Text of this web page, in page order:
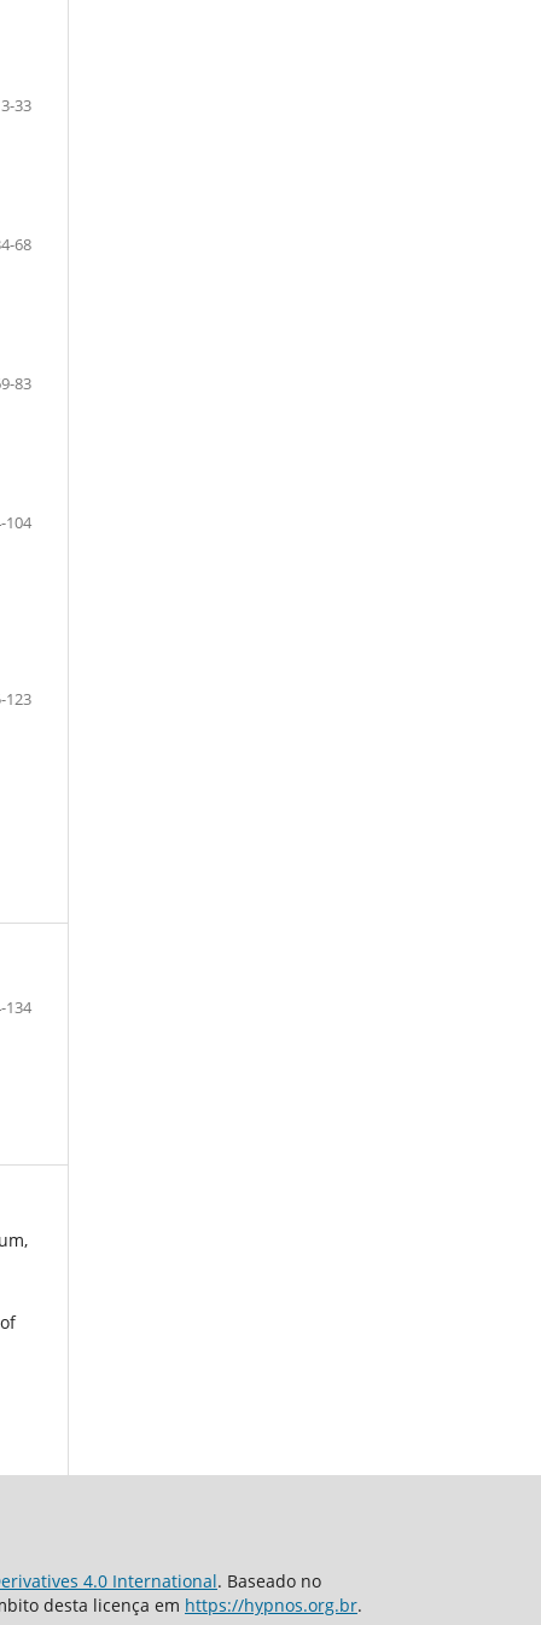
33
68
83
104
123
134
4.0 International. Baseado no
desta licença em https://hypnos.org.br.